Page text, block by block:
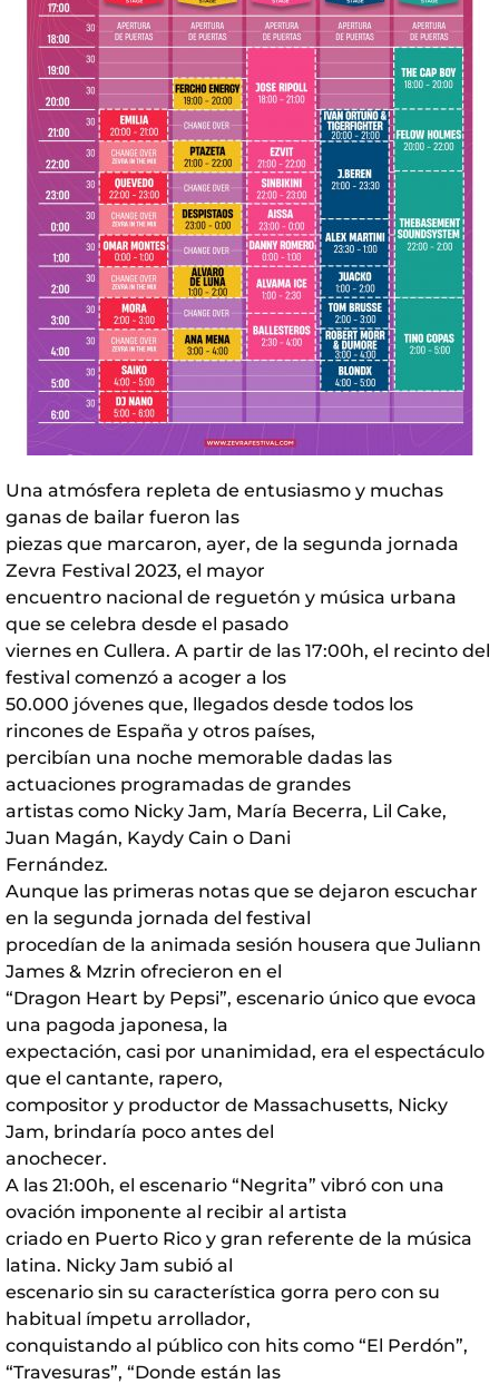
Una atmósfera repleta de entusiasmo y muchas
ganas de bailar fueron las
piezas que marcaron, ayer, de la segunda jornada
Zevra Festival 2023, el mayor
encuentro nacional de reguetón y música urbana
que se celebra desde el pasado
viernes en Cullera. A partir de las 17:00h, el recinto del
festival comenzó a acoger a los
50.000 jóvenes que, llegados desde todos los
rincones de España y otros países,
percibían una noche memorable dadas las
actuaciones programadas de grandes
artistas como Nicky Jam, María Becerra, Lil Cake,
Juan Magán, Kaydy Cain o Dani
Fernández.
Aunque las primeras notas que se dejaron escuchar
en la segunda jornada del festival
procedían de la animada sesión housera que Juliann
James & Mzrin ofrecieron en el
“Dragon Heart by Pepsi”, escenario único que evoca
una pagoda japonesa, la
expectación, casi por unanimidad, era el espectáculo
que el cantante, rapero,
compositor y productor de Massachusetts, Nicky
Jam, brindaría poco antes del
anochecer.
A las 21:00h, el escenario “Negrita” vibró con una
ovación imponente al recibir al artista
criado en Puerto Rico y gran referente de la música
latina. Nicky Jam subió al
escenario sin su característica gorra pero con su
habitual ímpetu arrollador,
conquistando al público con hits como “El Perdón”,
“Travesuras”, “Donde están las